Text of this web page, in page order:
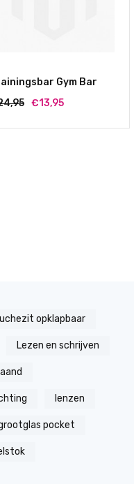
Gym Bar
€13,95
opklapbaar
Lezen en schrijven
lenzen
pocket